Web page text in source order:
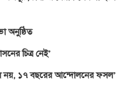
অনুষ্ঠিত
চিত্র নেই’
নয়, ১৭ বছরের আন্দোলনের ফসল’